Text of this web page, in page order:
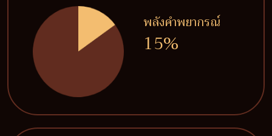
พลังคำพยากรณ์
15%